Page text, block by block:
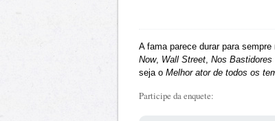
A fama parece durar para
Now, Wall Street Nos Bastidores
seja o Melhor ator de todos os
Participe da enquete: